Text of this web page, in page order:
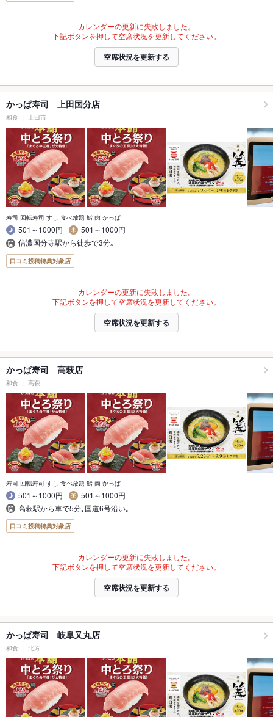
カレンダーの更新に失敗しました。
下記ボタンを押して空席状況を更新してください。
空席状況を更新する
かっぱ寿司 上田国分店
和食 上田市
寿司 回転寿司 すし 食べ放題 鮨 肉 かっぱ
501～1000円
501～1000円
信濃国分寺駅から徒歩で3分｡
口コミ投稿特典対象店
カレンダーの更新に失敗しました。
下記ボタンを押して空席状況を更新してください。
空席状況を更新する
かっぱ寿司 高萩店
和食 高萩
寿司 回転寿司 すし 食べ放題 鮨 肉 かっぱ
501～1000円
501～1000円
高萩駅から車で5分｡国道6号沿い｡
口コミ投稿特典対象店
カレンダーの更新に失敗しました。
下記ボタンを押して空席状況を更新してください。
空席状況を更新する
かっぱ寿司 岐阜又丸店
和食 北方